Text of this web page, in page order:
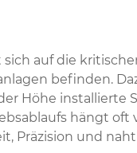
sich auf die
befinden.
Höhe installierte
hängt
Präzision und